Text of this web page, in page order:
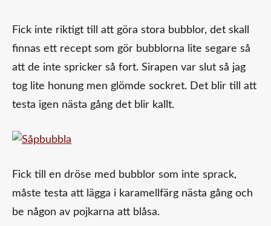
Fick inte riktigt till att göra stora bubblor, det skall
finnas ett recept som gör bubblorna lite segare så
att de inte spricker så fort. Sirapen var slut så jag
tog lite honung men glömde sockret. Det blir till att
testa igen nästa gång det blir kallt.
Fick till en dröse med bubblor som inte sprack,
måste testa att lägga i karamellfärg nästa gång och
be någon av pojkarna att blåsa.